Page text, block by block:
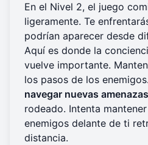
En el Nivel 2, el juego
ligeramente. Te
podrían aparecer desde
Aquí es donde la
vuelve importante.
los pasos de los
navegar nuevas amenazas
rodeado. Intenta
enemigos delante de ti
distancia.